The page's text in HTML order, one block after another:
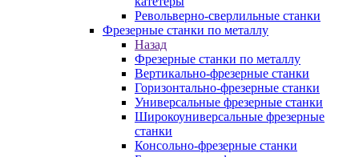
Револьверно-сверлильные станки
Фрезерные станки по металлу
Назад
Фрезерные станки по металлу
Вертикально-фрезерные станки
Горизонтально-фрезерные станки
Универсальные фрезерные станки
Широкоуниверсальные фрезерные
станки
Консольно-фрезерные станки